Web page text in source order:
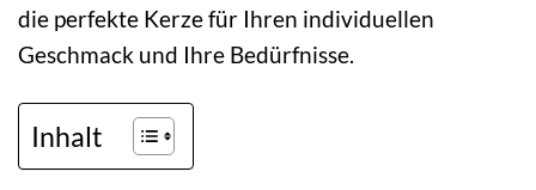
die perfekte Kerze für Ihren individuellen
Geschmack und Ihre Bedürfnisse.
Inhalt